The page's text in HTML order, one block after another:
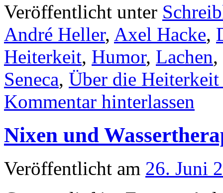
Veröffentlicht unter
André Heller, Axel Hacke,
Heiterkeit, Humor, Lachen,
Seneca, Über die
Kommentar hinterlassen
Nixen und
Veröffentlicht am 26. Juni